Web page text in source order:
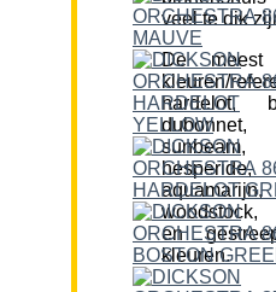
veel te dik
De meest
kleuren/
hardelot,
woodstock,
en
kleuren.